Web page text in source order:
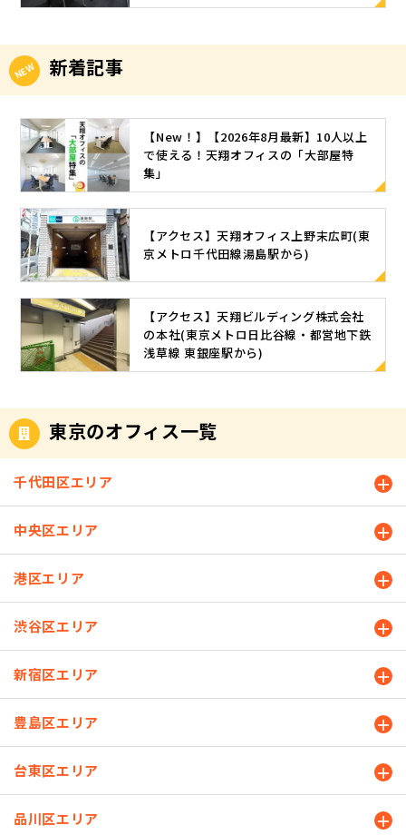
新着記事
【New！】【2026年8月最新】10人以上
で使える！天翔オフィスの「大部屋特
集」
【アクセス】天翔オフィス上野末広町(東
京メトロ千代田線湯島駅から)
【アクセス】天翔ビルディング株式会社
の本社(東京メトロ日比谷線・都営地下鉄
浅草線 東銀座駅から)
東京のオフィス一覧
千代田区エリア
中央区エリア
港区エリア
渋谷区エリア
新宿区エリア
豊島区エリア
台東区エリア
品川区エリア